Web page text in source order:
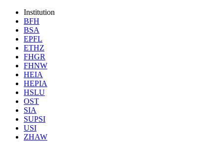
Institution
BFH
BSA
EPFL
ETHZ
FHGR
FHNW
HEIA
HEPIA
HSLU
OST
SIA
SUPSI
USI
ZHAW